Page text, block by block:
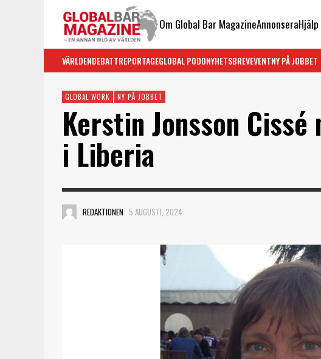
Om Global Bar MagazineAnnonsera
VÄRLDENDEBATTREPORTAGEGLOBAL PODDNYHETSBREVEVENTNY PÅ JOBBET
GLOBAL WORK NY PÅ JOBBET
Kerstin Jonsson
i Liberia
REDAKTIONEN 5 AUGUSTI, 2024